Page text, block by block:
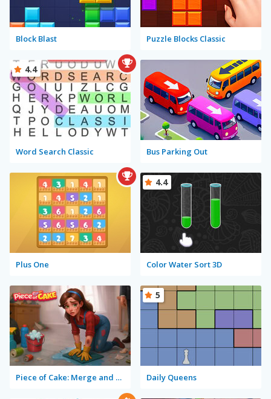
Block Blast Puzzle Blocks Classic
Word Search Classic
4.4
Bus Parking Out
Plus One Color Water Sort 3D
4.4
Piece of Cake: Merge and Bake Daily Queens
5